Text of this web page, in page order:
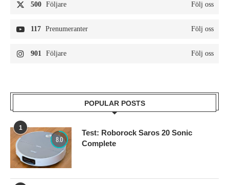
500 Följare Följ oss
117 Prenumeranter Följ oss
901 Följare Följ oss
POPULAR POSTS
1
8.0
Test: Roborock Saros 20 Sonic
Complete